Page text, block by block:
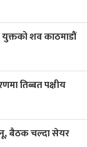
युक्तको शव काठमाडौं
तिब्बत पक्षीय
बैठक चल्दा सेयर